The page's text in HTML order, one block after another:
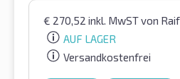
€ 270,52 inkl. MwSTvon
AUF LAGER
Versandkostenfrei